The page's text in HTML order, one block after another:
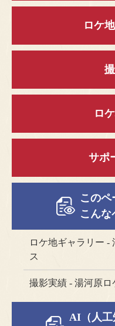
ロケ
ロ
サポ
このペ
こんな
ロケ地ギャラリー -
ス
撮影実績 - 湯河原
AI（人工